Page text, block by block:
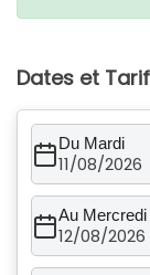
Dates et
Du Mardi
11/08/2026
Au Mercredi
12/08/2026